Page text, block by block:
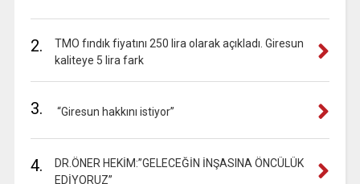
2.
TMO fındık fiyatını 250 lira olarak açıkladı. Giresun
kaliteye 5 lira fark
3. “Giresun hakkını istiyor”
4.
DR.ÖNER HEKİM:”GELECEĞİN İNŞASINA ÖNCÜLÜK
EDİYORUZ”